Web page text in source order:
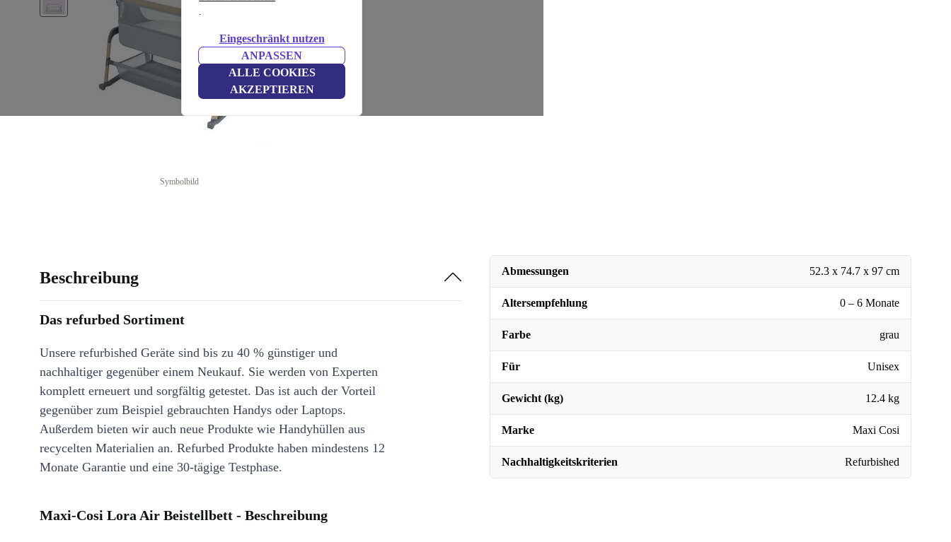
.
Eingeschränkt nutzen
ANPASSEN
ALLE COOKIES
AKZEPTIEREN
Symbolbild
Abmessungen 52.3 x 74.7 x 97 cm
Altersempfehlung 0 – 6 Monate
Farbe grau
Für Unisex
Gewicht (kg) 12.4 kg
Marke Maxi Cosi
Nachhaltigkeitskriterien Refurbished
Beschreibung
Das refurbed Sortiment
Unsere refurbished Geräte sind bis zu 40 % günstiger und
nachhaltiger gegenüber einem Neukauf. Sie werden von Experten
komplett erneuert und sorgfältig getestet. Das ist auch der Vorteil
gegenüber zum Beispiel gebrauchten Handys oder Laptops.
Außerdem bieten wir auch neue Produkte wie Handyhüllen aus
recycelten Materialien an. Refurbed Produkte haben mindestens 12
Monate Garantie und eine 30-tägige Testphase.
Maxi-Cosi Lora Air Beistellbett - Beschreibung